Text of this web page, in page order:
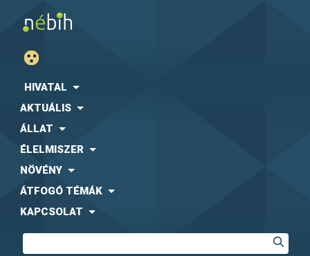
HIVATAL
AKTUÁLIS
ÁLLAT
ÉLELMISZER
NÖVÉNY
ÁTFOGÓ TÉMÁK
KAPCSOLAT